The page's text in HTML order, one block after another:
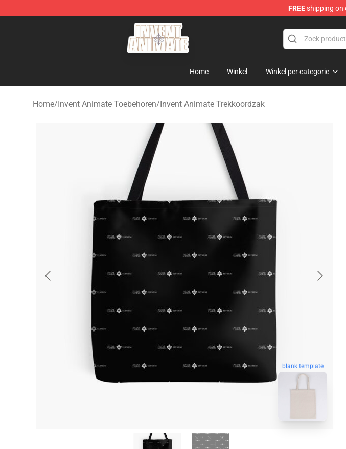
FREEshipping on
Invent Animate Shop - Official Invent Animate Merchandise Store
Home Winkel Winkel per categorie
Home/Invent Animate Toebehoren/Invent Animate Trekkoordzak
blank template